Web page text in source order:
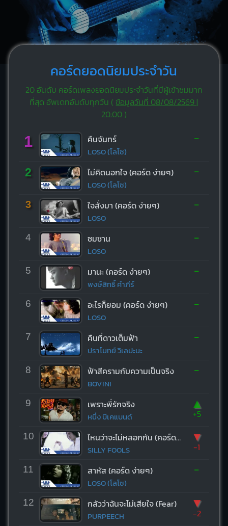
คอร์ดยอดนิยมประจำวัน
20 อันดับ คอร์ดเพลงยอดนิยมประจำวันที่มีผู้เข้าชมมาก
ที่สุด อัพเดทอันดับทุกวัน ( ข้อมูลวันที่ 08/08/2569 |
20:00)
1 คืนจันทร์
LOSO (โลโซ)
-
2 ไม่คิดนอกใจ (คอร์ด ง่ายๆ)
LOSO (โลโซ)
-
3 ใจสั่งมา (คอร์ด ง่ายๆ)
LOSO
-
4 ซมซาน
LOSO
-
5 มานะ (คอร์ด ง่ายๆ)
พงษ์สิทธิ์ คำภีร์
-
6 อะไรก็ยอม (คอร์ด ง่ายๆ)
LOSO
-
7 คืนที่ดาวเต็มฟ้า
ปราโมทย์ วิเลปะนะ
-
8 ฟ้าสีครามกับความเป็นจริง
BOVINI
-
9 เพราะพี่รักจริง
หนึ่ง บีเคแบนด์
▲
+5
10 ไหนว่าจะไม่หลอกกัน (คอร์ด ง่ายๆ)
SILLY FOOLS
▼
-1
11 สาหัส (คอร์ด ง่ายๆ)
LOSO (โลโซ)
-
12 กลัวว่าฉันจะไม่เสียใจ (Fear)
PURPEECH
▼
-2